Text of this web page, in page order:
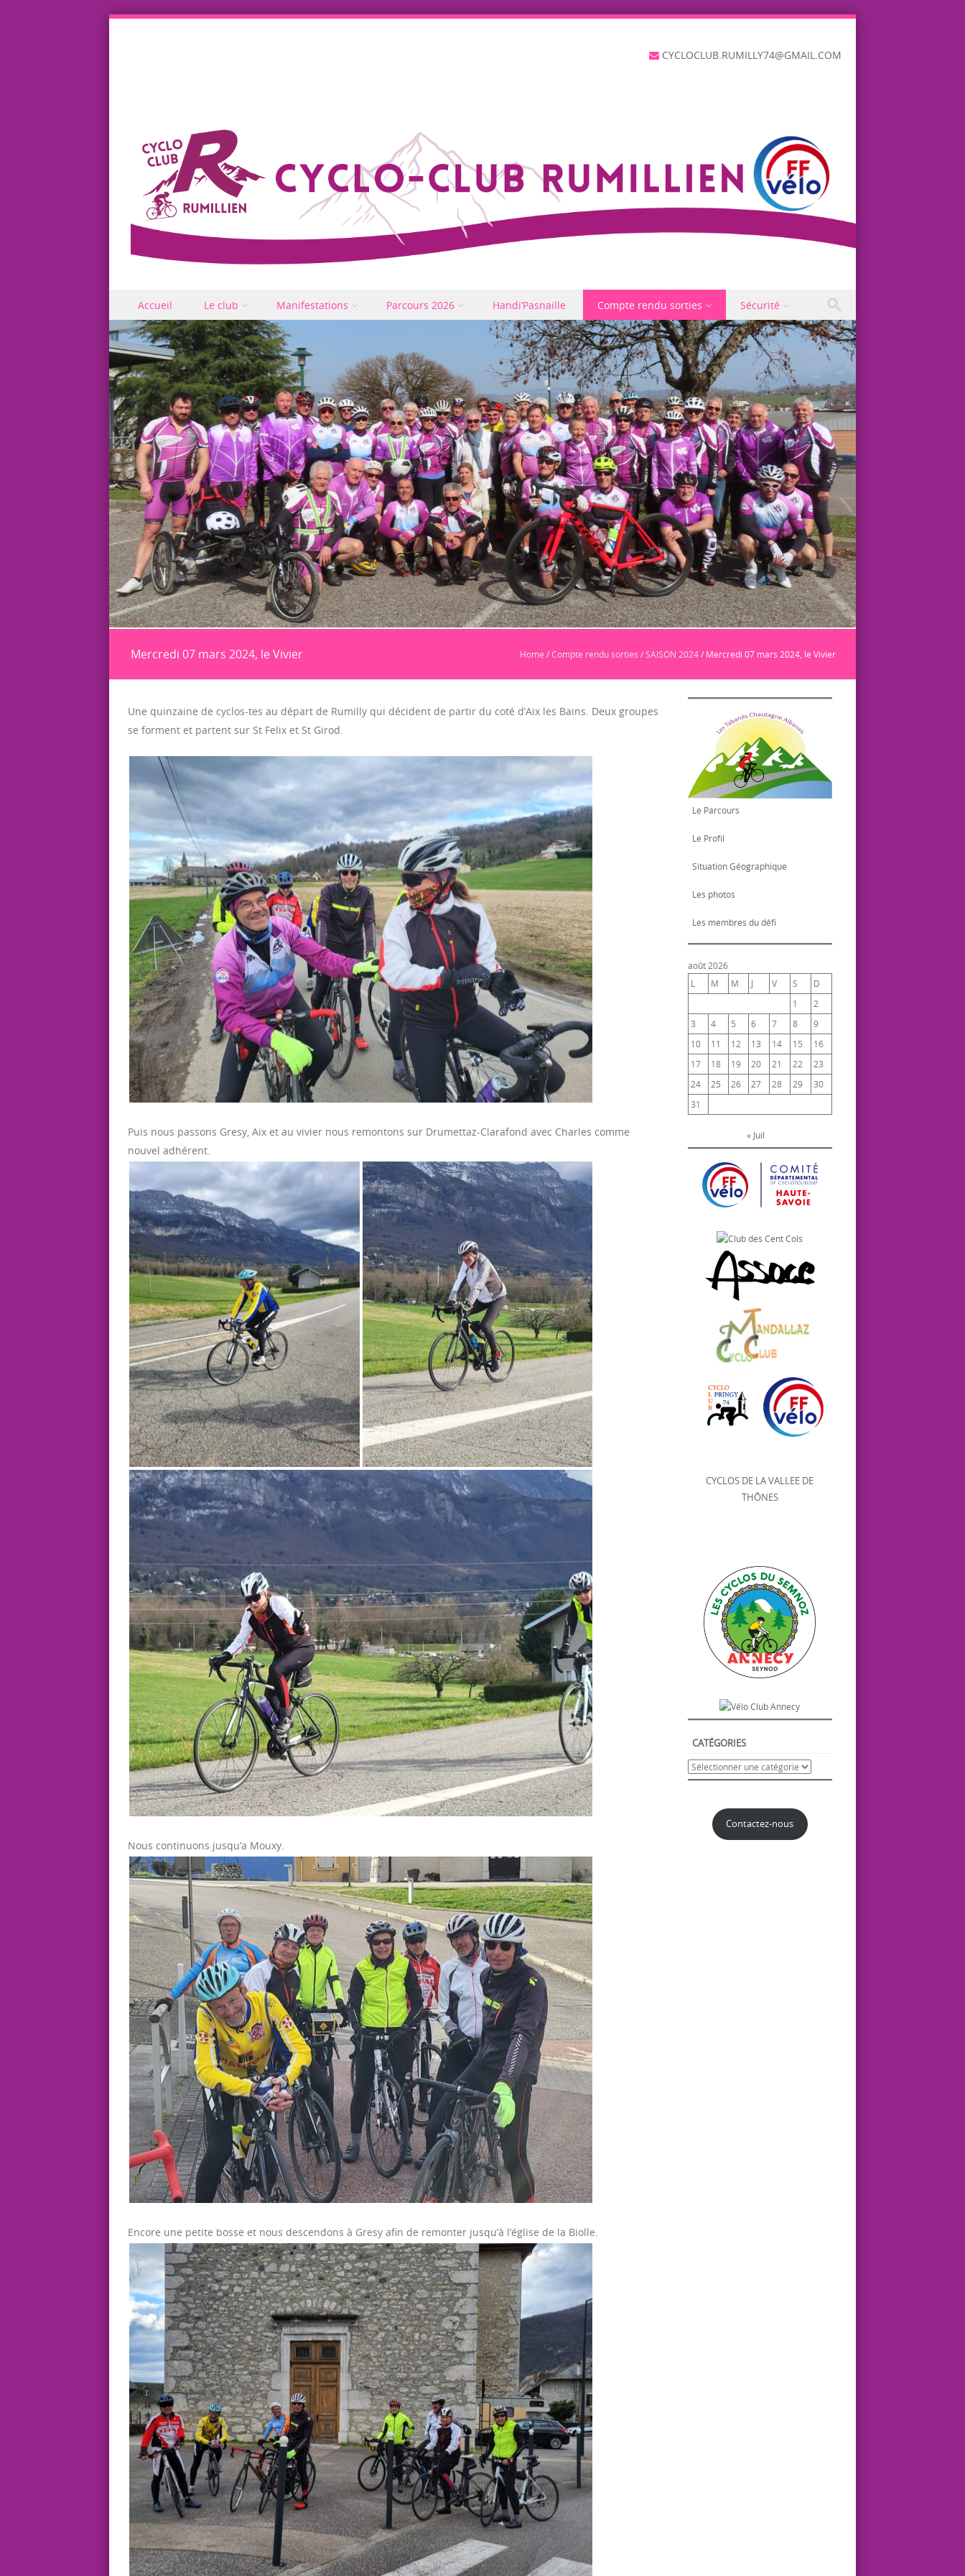
CYCLOCLUB.RUMILLY74@GMAIL.COM
Menu
Skip to content
Accueil Le club Manifestations Parcours 2026 Handi’Pasnaille Compte rendu sorties Sécurité
Mercredi 07 mars 2024, le Vivier Home /Compte rendu sorties /SAISON 2024/ Mercredi 07 mars 2024, le Vivier
Une quinzaine de cyclos-tes au départ de Rumilly qui décident de partir du coté d’Aix les Bains. Deux groupes
se forment et partent sur St Felix et St Girod.
Puis nous passons Gresy, Aix et au vivier nous remontons sur Drumettaz-Clarafond avec Charles comme
nouvel adhérent.
Nous continuons jusqu’a Mouxy.
Encore une petite bosse et nous descendons à Gresy afin de remonter jusqu’à l’église de la Biolle.
Le Parcours
Le Profil
Situation Géographique
Les photos
Les membres du défi
août 2026
L
M M J V S
D
1
2
3
4 5 6 7 8
9
10
11 12 13 14 15
16
17
18 19 20 21 22
23
24
25 26 27 28 29
30
31
« Juil
CYCLOS DE LA VALLEE DE
THÔNES
CATÉGORIES
Contactez-nous